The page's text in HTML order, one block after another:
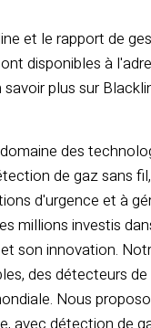
et le rapport de
disponibles à
plus sur
des
de gaz sans
d'urgence et à
millions investis
son innovation.
des détecteurs
Nous